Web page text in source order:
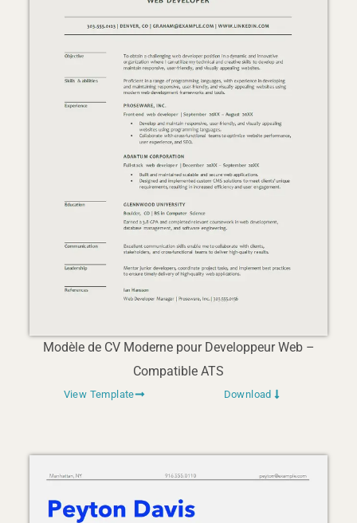
Modèle de CV Moderne pour Developpeur Web –
Compatible ATS
View Template Download